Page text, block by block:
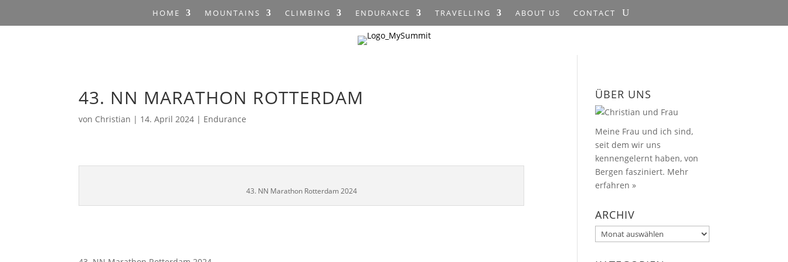
HOME MOUNTAINS CLIMBING ENDURANCE TRAVELLING ABOUT US CONTACT
43. NN MARATHON ROTTERDAM
von Christian | 14. April 2024 | Endurance
43. NN Marathon Rotterdam 2024
ÜBER UNS
Meine Frau und ich sind,
seit dem wir uns
kennengelernt haben, von
Bergen fasziniert. Mehr
erfahren »
ARCHIV
Archiv